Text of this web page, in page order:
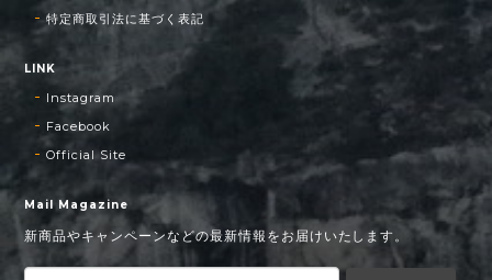
特定商取引法に基づく表記
LINK
Instagram
Facebook
Official Site
Mail Magazine
新商品やキャンペーンなどの最新情報をお届けいたします。